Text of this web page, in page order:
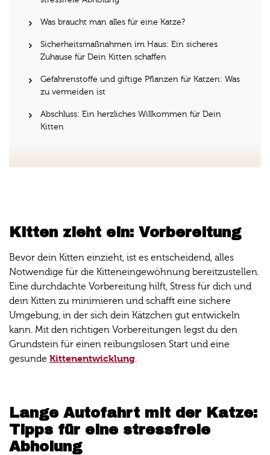
Was braucht man alles für eine Katze?
Sicherheitsmaßnahmen im Haus: Ein sicheres
Zuhause für Dein Kitten schaffen
Gefahrenstoffe und giftige Pflanzen für Katzen: Was
zu vermeiden ist
Abschluss: Ein herzliches Willkommen für Dein
Kitten
Kitten zieht ein: Vorbereitung
Bevor dein Kitten einzieht, ist es entscheidend, alles
Notwendige für die Kitteneingewöhnung bereitzustellen.
Eine durchdachte Vorbereitung hilft, Stress für dich und
dein Kitten zu minimieren und schafft eine sichere
Umgebung, in der sich dein Kätzchen gut entwickeln
kann. Mit den richtigen Vorbereitungen legst du den
Grundstein für einen reibungslosen Start und eine
gesunde Kittenentwicklung.
Lange Autofahrt mit der Katze:
Tipps für eine stressfreie
Abholung